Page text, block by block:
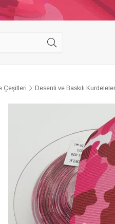
MALZEMELERİ TAKI
Çeşitleri Desenli ve Baskılı Kurdeleler